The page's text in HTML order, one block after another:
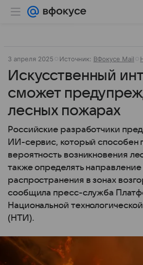
3 апреля 2025 Источник: ВФокусе Mail
Искусственный
сможет
лесных пожарах
Российские разработчики
ИИ-сервис, который способен
вероятность возникновения
также определять направление
распространения в зонах
сообщила пресс-служба
Национальной
(НТИ).